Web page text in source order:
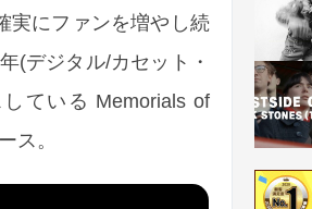
実にファンを増やし続
(デジタル/カセット・
ている Memorials of
ス。